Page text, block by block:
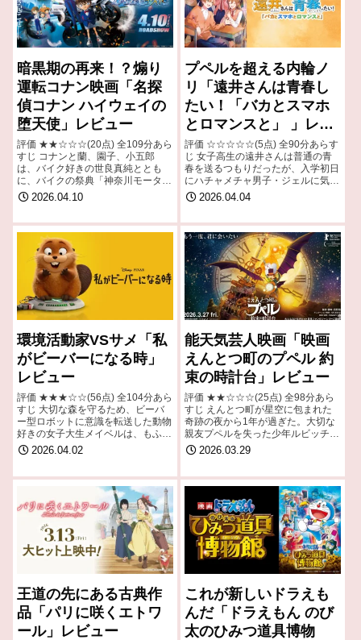
暗黒期の再来！？煽り
運転コナン映画「名探
偵コナン ハイウェイの
堕天使」レビュー
評価 ★★☆☆☆(20点) 全109分あら
すじ コナンと蘭、園子、小五郎
は、バイク好きの世良真純ととも
に、バイクの祭典「神奈川モーター
サイクルフェスティバル」が開催さ
れる横浜・みなとみらいに向かう途
する。引用…
2026.04.10
プペルを超える内輪ノ
リ「遠井さんは青春し
たい！「バカとスマホ
とロマンスと」 」レビ
ュー
評価 ☆☆☆☆☆(5点) 全90分あらす
じ 女子高生の遠井さんは普通の青
春を送るつもりだったが、入学初日
にハチャメチャ男子・ジェルに気に
入られ、謎の「青春ロマンス部」に
強制的に入部させられてしまう 引
2026.04.04
環境活動家VSサメ「私
がビーバーになる時」
レビュー
評価 ★★★☆☆(56点) 全104分あら
すじ 大切な森を守るため、ビーバ
ー型ロボットに意識を転送した動物
好きの女子大生メイベルは、もふも
ふの動物たちの世界に潜入できて大
はしゃぎをしていたのもつかの間
2026.04.02
能天気芸人映画「映画
えんとつ町のプペル 約
束の時計台」レビュー
評価 ★★☆☆☆(25点) 全98分あら
すじ えんとつ町が星空に包まれた
奇跡の夜から1年が過ぎた。大切な
親友プペルを失った少年ルビッチは
再会を信じ続けていたが、前へ進む
ためあきらめてしまう。ある日ルビ
「千年砦」…
2026.03.29
王道の先にある古典作
品「パリに咲くエトワ
ール」レビュー
これが新しいドラえも
んだ「ドラえもん のび
太のひみつ道具博物